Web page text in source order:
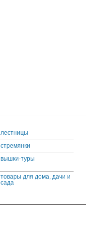
лестницы
стремянки
вышки-туры
товары для дома, дачи и
сада